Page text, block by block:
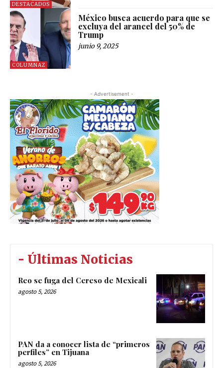
DESTACADOS
COLUMNAZ
México busca acuerdo para que se
excluya del arancel del 50% de
Trump
junio 9, 2025
- Advertisement -
- Últimas Noticias
Reo se fuga del Cereso de Mexicali
agosto 5, 2026
PAN da a conocer lista de “primeros
perfiles” en Tijuana
agosto 5, 2026